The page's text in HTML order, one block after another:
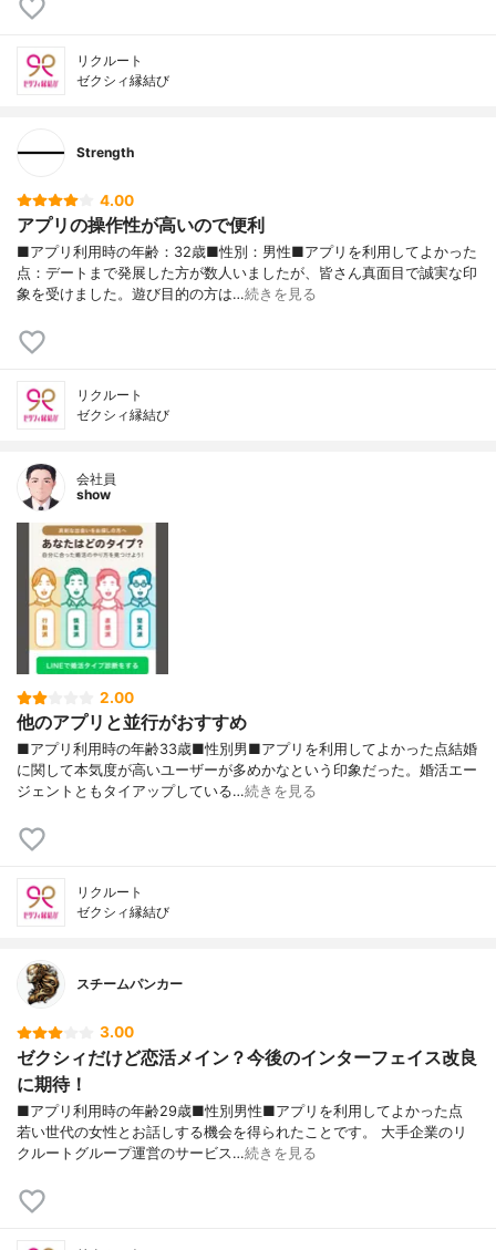
リクルート
ゼクシィ縁結び
Strength
4.00
アプリの操作性が高いので便利
■アプリ利用時の年齢：32歳■性別：男性■アプリを利用してよかった
点：デートまで発展した方が数人いましたが、皆さん真面目で誠実な印
象を受けました。遊び目的の方は…続きを見る
リクルート
ゼクシィ縁結び
会社員
show
2.00
他のアプリと並行がおすすめ
■アプリ利用時の年齢33歳■性別男■アプリを利用してよかった点結婚
に関して本気度が高いユーザーが多めかなという印象だった。婚活エー
ジェントともタイアップしている…続きを見る
リクルート
ゼクシィ縁結び
スチームパンカー
3.00
ゼクシィだけど恋活メイン？今後のインターフェイス改良
に期待！
■アプリ利用時の年齢29歳■性別男性■アプリを利用してよかった点
若い世代の女性とお話しする機会を得られたことです。 大手企業のリ
クルートグループ運営のサービス…続きを見る